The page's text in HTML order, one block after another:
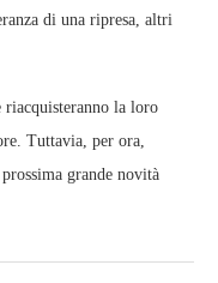
di una ripresa, altri
la loro
Tuttavia, per ora,
grande novità